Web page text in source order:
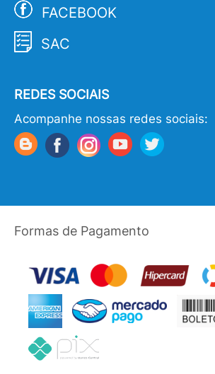
FACEBOOK
SAC
REDES SOCIAIS
Acompanhe nossas redes sociais:
Formas de Pagamento